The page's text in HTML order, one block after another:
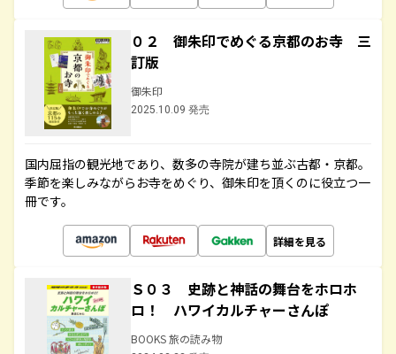
０２ 御朱印でめぐる京都のお寺 三
訂版
御朱印
2025.10.09 発売
国内屈指の観光地であり、数多の寺院が建ち並ぶ古都・京都。
季節を楽しみながらお寺をめぐり、御朱印を頂くのに役立つ一
冊です。
詳細を見る
Ｓ０３ 史跡と神話の舞台をホロホ
ロ！ ハワイカルチャーさんぽ
BOOKS 旅の読み物